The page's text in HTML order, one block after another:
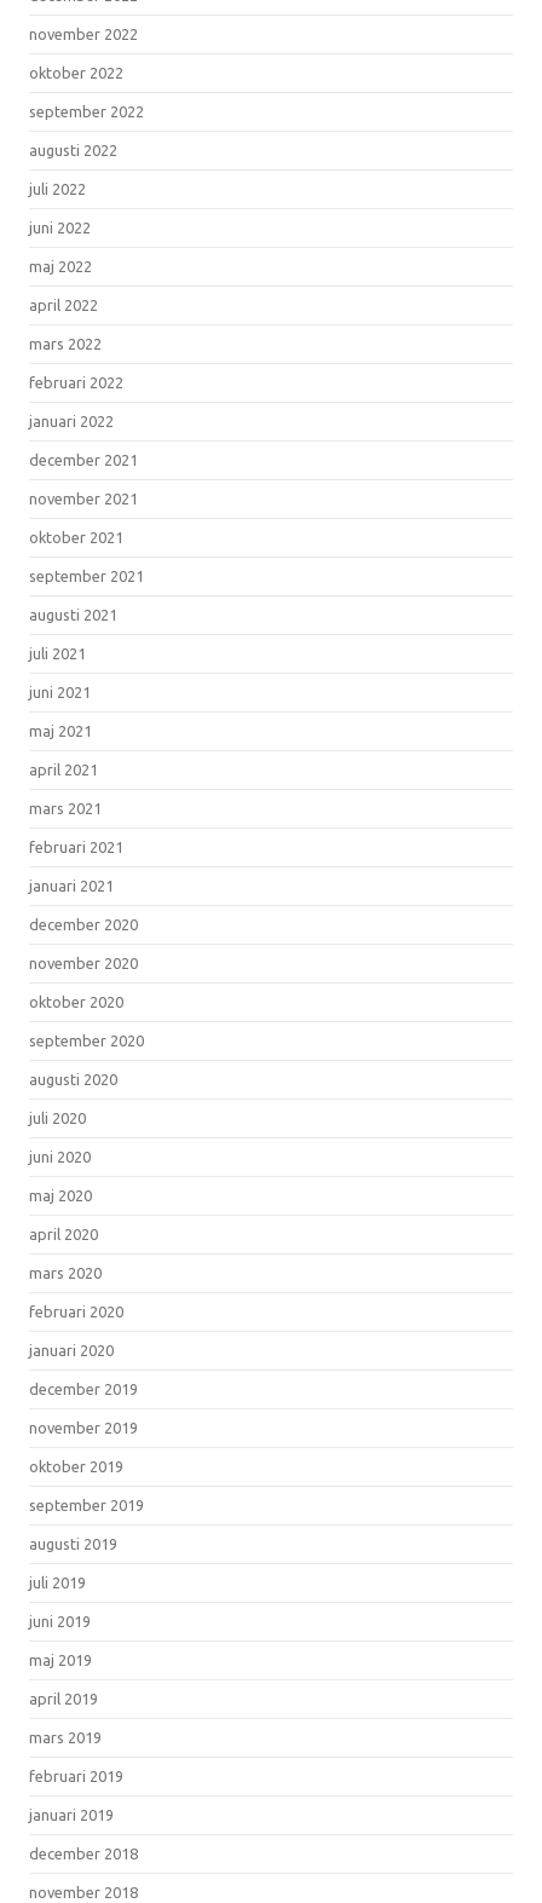
november 2022
oktober 2022
september 2022
augusti 2022
juli 2022
juni 2022
maj 2022
april 2022
mars 2022
februari 2022
januari 2022
december 2021
november 2021
oktober 2021
september 2021
augusti 2021
juli 2021
juni 2021
maj 2021
april 2021
mars 2021
februari 2021
januari 2021
december 2020
november 2020
oktober 2020
september 2020
augusti 2020
juli 2020
juni 2020
maj 2020
april 2020
mars 2020
februari 2020
januari 2020
december 2019
november 2019
oktober 2019
september 2019
augusti 2019
juli 2019
juni 2019
maj 2019
april 2019
mars 2019
februari 2019
januari 2019
december 2018
november 2018